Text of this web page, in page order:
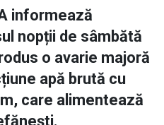
informează
nopții de sâmbătă
o avarie majoră
apă brută cu
care alimentează